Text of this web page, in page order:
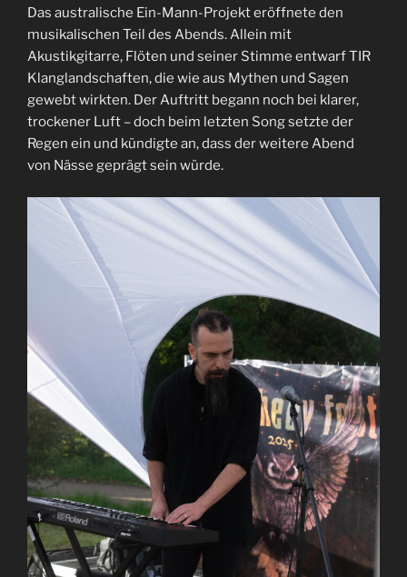
Das australische Ein-Mann-Projekt eröffnete den
musikalischen Teil des Abends. Allein mit
Akustikgitarre, Flöten und seiner Stimme entwarf TIR
Klanglandschaften, die wie aus Mythen und Sagen
gewebt wirkten. Der Auftritt begann noch bei klarer,
trockener Luft – doch beim letzten Song setzte der
Regen ein und kündigte an, dass der weitere Abend
von Nässe geprägt sein würde.